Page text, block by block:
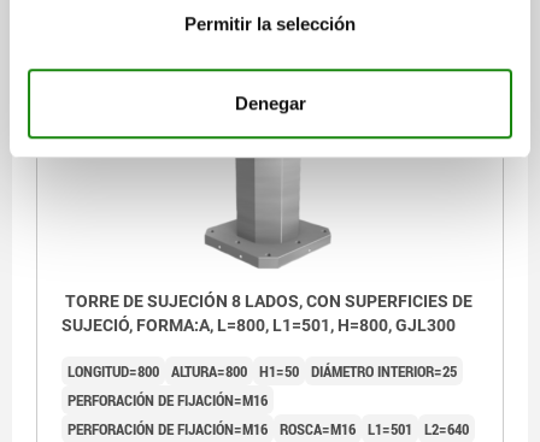
Permitir la selección
Denegar
TORRE DE SUJECIÓN 8 LADOS, CON SUPERFICIES DE
SUJECIÓ, FORMA:A, L=800, L1=501, H=800, GJL300
LONGITUD=800 ALTURA=800 H1=50 DIÁMETRO INTERIOR=25
PERFORACIÓN DE FIJACIÓN=M16
PERFORACIÓN DE FIJACIÓN=M16 ROSCA=M16 L1=501
L2=640